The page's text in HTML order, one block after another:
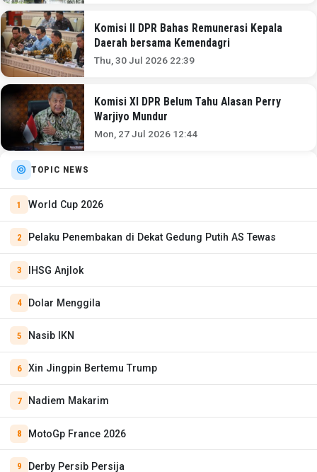
Komisi II DPR Bahas Remunerasi Kepala
Daerah bersama Kemendagri
Thu, 30 Jul 2026 22:39
Komisi XI DPR Belum Tahu Alasan Perry
Warjiyo Mundur
Mon, 27 Jul 2026 12:44
TOPIC NEWS
World Cup 2026
Pelaku Penembakan di Dekat Gedung Putih AS Tewas
IHSG Anjlok
Dolar Menggila
Nasib IKN
Xin Jingpin Bertemu Trump
Nadiem Makarim
MotoGp France 2026
Derby Persib Persija